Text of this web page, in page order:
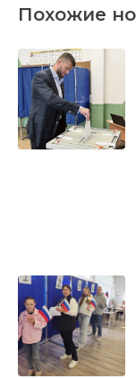
Похожие